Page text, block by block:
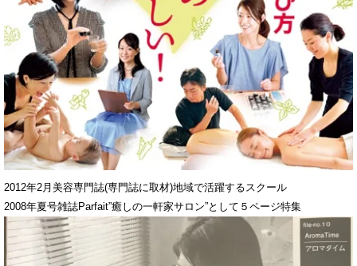
2012年2月美容専門誌(専門誌に取材)地域で活躍するスクール
2008年夏号雑誌Parfait”癒しの一軒家サロン”として５ページ特集